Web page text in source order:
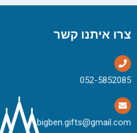
צרו איתנו קשר
bigben.gifts@gmail.com